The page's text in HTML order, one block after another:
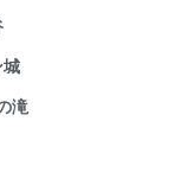
城
滝